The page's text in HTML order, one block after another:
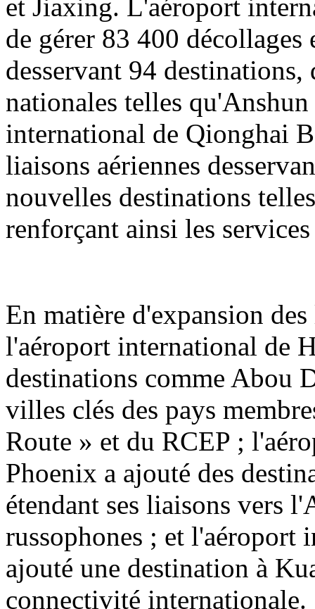
et Jiaxing. L'aéroport
de gérer 83 400 décollages
desservant 94
nationales telles
international de Qionghai
liaisons aériennes
nouvelles destinations
renforçant ainsi les
En matière d'expansion
l'aéroport international de
destinations comme Abou
villes clés des pays
Route » et du RCEP ;
Phoenix a ajouté des
étendant ses liaisons vers
russophones ; et l'aéroport
ajouté une destination à
connectivité internationale.